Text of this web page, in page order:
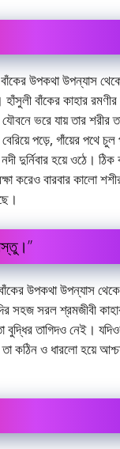
বাঁকের উপকথা উপন্যাস
হাঁসুলী বাঁকের কাহার
ভরে যায় তার শরীর
পড়ে, গাঁয়ের পথে
দুর্নিবার হয়ে ওঠে।
করেও বারবার কালাে
উপকথা উপন্যাস
সহজ সরল শ্রমজীবী
বুদ্ধির তাগিদও নেই।
কঠিন ও ধারলাে হয়ে